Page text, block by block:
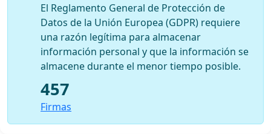
El Reglamento General de Protección de
Datos de la Unión Europea (GDPR) requiere
una razón legítima para almacenar
información personal y que la información se
almacene durante el menor tiempo posible.
457
Firmas